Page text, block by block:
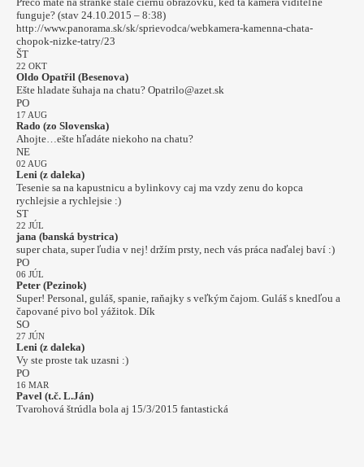
funguje? (stav 24.10.2015 – 8:38)
http://www.panorama.sk/sk/sprievodca/webkamera-kamenna-chata-
chopok-nizke-tatry/23
ŠT
22 OKT
Oldo Opatřil (Besenova)
Ešte hladate šuhaja na chatu? Opatrilo@azet.sk
PO
17 AUG
Rado (zo Slovenska)
Ahojte…ešte hľadáte niekoho na chatu?
NE
02 AUG
Leni (z daleka)
Tesenie sa na kapustnicu a bylinkovy caj ma vzdy zenu do kopca
rychlejsie a rychlejsie :)
ST
22 JÚL
jana (banská bystrica)
super chata, super ľudia v nej! držím prsty, nech vás práca naďalej baví :)
PO
06 JÚL
Peter (Pezinok)
Super! Personal, guláš, spanie, raňajky s veľkým čajom. Guláš s knedľou a
čapované pivo bol yážitok. Dík
SO
27 JÚN
Leni (z daleka)
Vy ste proste tak uzasni :)
PO
16 MAR
Pavel (t.č. L.Ján)
Tvarohová štrúdla bola aj 15/3/2015 fantastická